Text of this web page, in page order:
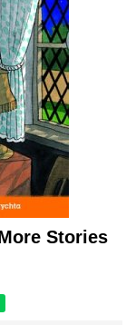
Stories